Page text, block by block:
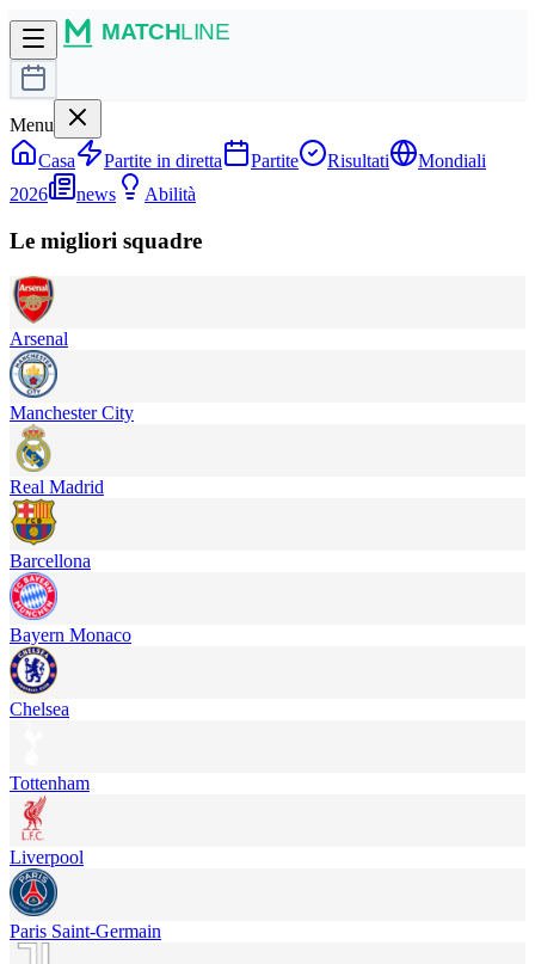
Menu
Casa
Partite in diretta Partite Risultati
Mondiali
2026
news Abilità
Le migliori squadre
Arsenal
Manchester City
Real Madrid
Barcellona
Bayern Monaco
Chelsea
Tottenham
Liverpool
Paris Saint-Germain